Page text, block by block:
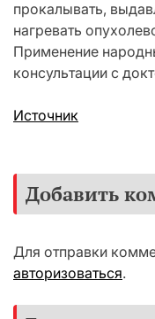
прокалывать,
нагревать
Применение
консультации с
Источник
Добавить
Для отправки
авторизоваться.